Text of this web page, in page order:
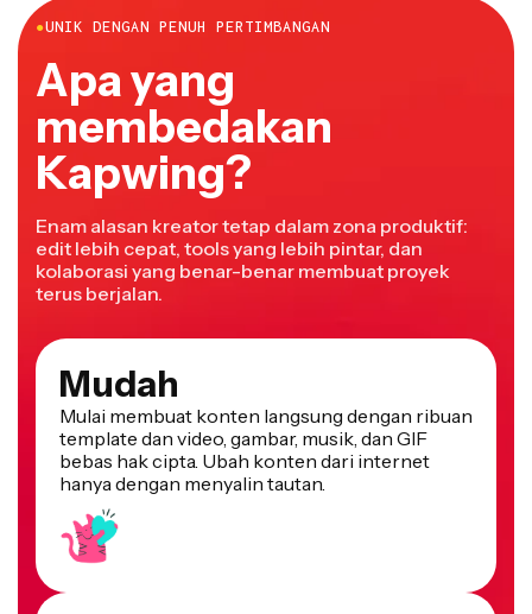
●UNIK DENGAN PENUH PERTIMBANGAN
Apa yang
membedakan
Kapwing?
Enam alasan kreator tetap dalam zona produktif:
edit lebih cepat, tools yang lebih pintar, dan
kolaborasi yang benar-benar membuat proyek
terus berjalan.
Mudah
Mulai membuat konten langsung dengan ribuan
template dan video, gambar, musik, dan GIF
bebas hak cipta. Ubah konten dari internet
hanya dengan menyalin tautan.